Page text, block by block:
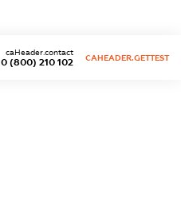
0 (800) 210 102
caHeader.contact
CAHEADER.GETTEST